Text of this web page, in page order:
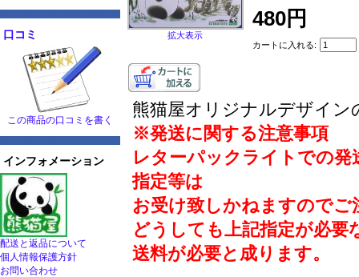
口コミ
この商品の口コミを書く
インフォメーション
配送と返品について
個人情報保護方針
お問い合わせ
拡大表示
480円
カートに入れる:
熊猫屋オリジナルデザイ
※発送に関する注意事項
レターパックライトでの発
指定等は
お受け致しかねますのでご
どうしても上記指定が必要
送料が必要と成ります。